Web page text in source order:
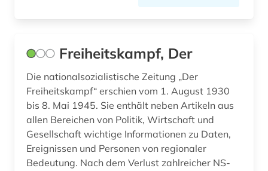
Freiheitskampf, Der
Die nationalsozialistische Zeitung „Der
Freiheitskampf“ erschien vom 1. August 1930
bis 8. Mai 1945. Sie enthält neben Artikeln aus
allen Bereichen von Politik, Wirtschaft und
Gesellschaft wichtige Informationen zu Daten,
Ereignissen und Personen von regionaler
Bedeutung. Nach dem Verlust zahlreicher NS-